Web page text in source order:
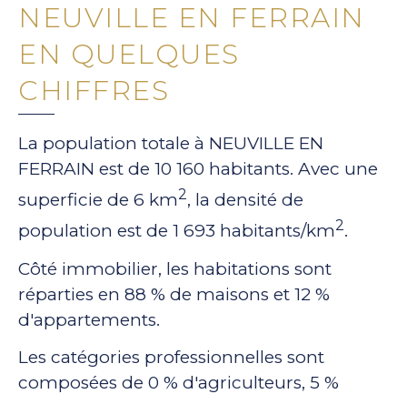
NEUVILLE EN FERRAIN
EN QUELQUES
CHIFFRES
La population totale à NEUVILLE EN
FERRAIN est de 10 160 habitants. Avec une
superficie de 6 km2, la densité de
population est de 1 693 habitants/km2.
Côté immobilier, les habitations sont
réparties en 88 % de maisons et 12 %
d'appartements.
Les catégories professionnelles sont
composées de 0 % d'agriculteurs, 5 %